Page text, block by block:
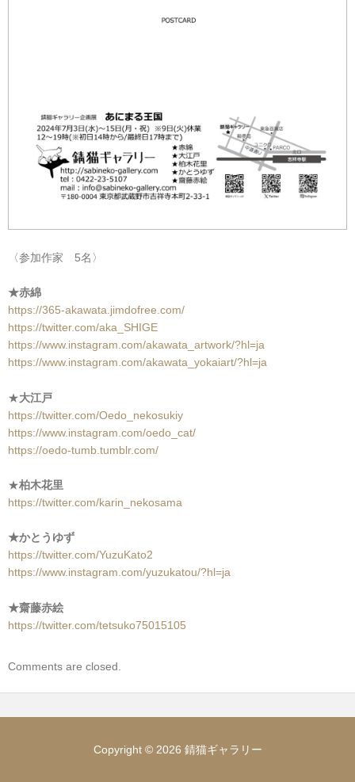
〈参加作家 5名〉
★赤綿
https://365-akawata.jimdofree.com/
https://twitter.com/aka_SHIGE
https://www.instagram.com/akawata_artwork/?hl=ja
https://www.instagram.com/akawata_yokaiart/?hl=ja
★大江戸
https://twitter.com/Oedo_nekosukiy
https://www.instagram.com/oedo_cat/
https://oedo-tumb.tumblr.com/
★柏木花里
https://twitter.com/karin_nekosama
★かとうゆず
https://twitter.com/YuzuKato2
https://www.instagram.com/yuzukatou/?hl=ja
★齋藤赤絵
https://twitter.com/tetsuko75015105
Comments are closed.
Copyright © 2026 錆猫ギャラリー